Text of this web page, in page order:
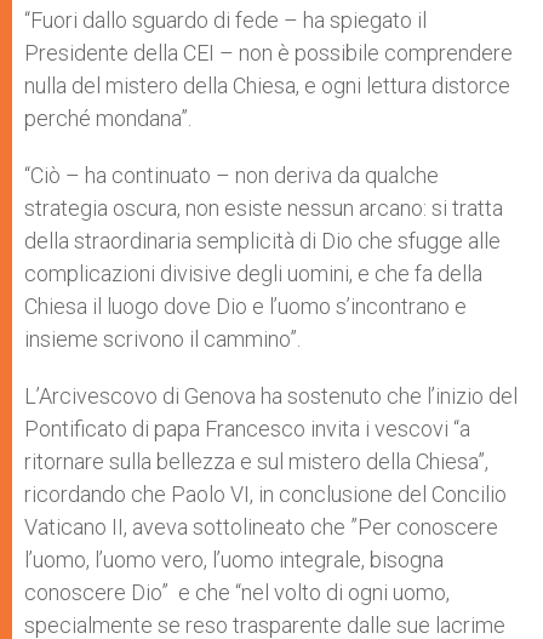
p
p
g
e
r
o
k
r
“Fuori dallo sguardo di fede – ha spiegato il
Presidente della CEI – non è possibile comprendere
nulla del mistero della Chiesa, e ogni lettura distorce
perché mondana”.
“Ciò – ha continuato – non deriva da qualche
strategia oscura, non esiste nessun arcano: si tratta
della straordinaria semplicità di Dio che sfugge alle
complicazioni divisive degli uomini, e che fa della
Chiesa il luogo dove Dio e l’uomo s’incontrano e
insieme scrivono il cammino”.
L’Arcivescovo di Genova ha sostenuto che l’inizio del
Pontificato di papa Francesco invita i vescovi “a
ritornare sulla bellezza e sul mistero della Chiesa”,
ricordando che Paolo VI, in conclusione del Concilio
Vaticano II, aveva sottolineato che ”Per conoscere
l’uomo, l’uomo vero, l’uomo integrale, bisogna
conoscere Dio” e che “nel volto di ogni uomo,
specialmente se reso trasparente dalle sue lacrime